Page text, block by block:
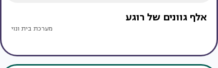
אלף גוונים של רוגע
מערכת בית ונוי